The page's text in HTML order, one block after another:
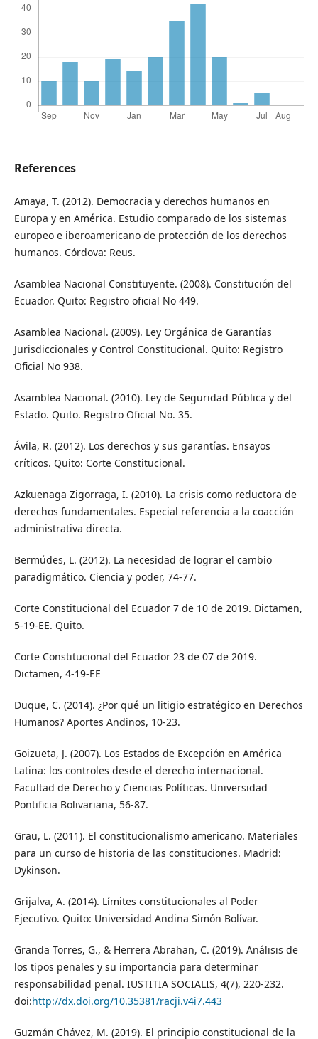
References
Amaya, T. (2012). Democracia y derechos humanos en
Europa y en América. Estudio comparado de los sistemas
europeo e iberoamericano de protección de los derechos
humanos. Córdova: Reus.
Asamblea Nacional Constituyente. (2008). Constitución del
Ecuador. Quito: Registro oficial No 449.
Asamblea Nacional. (2009). Ley Orgánica de Garantías
Jurisdiccionales y Control Constitucional. Quito: Registro
Oficial No 938.
Asamblea Nacional. (2010). Ley de Seguridad Pública y del
Estado. Quito. Registro Oficial No. 35.
Ávila, R. (2012). Los derechos y sus garantías. Ensayos
críticos. Quito: Corte Constitucional.
Azkuenaga Zigorraga, I. (2010). La crisis como reductora de
derechos fundamentales. Especial referencia a la coacción
administrativa directa.
Bermúdes, L. (2012). La necesidad de lograr el cambio
paradigmático. Ciencia y poder, 74-77.
Corte Constitucional del Ecuador 7 de 10 de 2019. Dictamen,
5-19-EE. Quito.
Corte Constitucional del Ecuador 23 de 07 de 2019.
Dictamen, 4-19-EE
Duque, C. (2014). ¿Por qué un litigio estratégico en Derechos
Humanos? Aportes Andinos, 10-23.
Goizueta, J. (2007). Los Estados de Excepción en América
Latina: los controles desde el derecho internacional.
Facultad de Derecho y Ciencias Políticas. Universidad
Pontificia Bolivariana, 56-87.
Grau, L. (2011). El constitucionalismo americano. Materiales
para un curso de historia de las constituciones. Madrid:
Dykinson.
Grijalva, A. (2014). Límites constitucionales al Poder
Ejecutivo. Quito: Universidad Andina Simón Bolívar.
Granda Torres, G., & Herrera Abrahan, C. (2019). Análisis de
los tipos penales y su importancia para determinar
responsabilidad penal. IUSTITIA SOCIALIS, 4(7), 220-232.
doi:http://dx.doi.org/10.35381/racji.v4i7.443
Guzmán Chávez, M. (2019). El principio constitucional de la